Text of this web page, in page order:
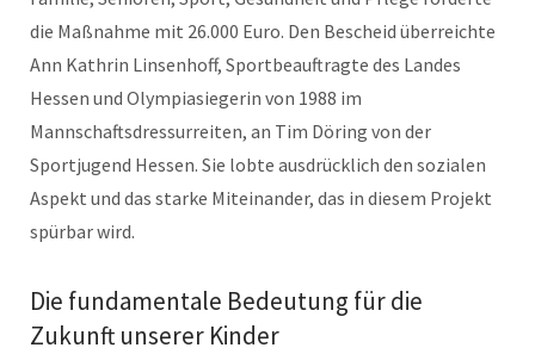
die Maßnahme mit 26.000 Euro. Den Bescheid überreichte
Ann Kathrin Linsenhoff, Sportbeauftragte des Landes
Hessen und Olympiasiegerin von 1988 im
Mannschaftsdressurreiten, an Tim Döring von der
Sportjugend Hessen. Sie lobte ausdrücklich den sozialen
Aspekt und das starke Miteinander, das in diesem Projekt
spürbar wird.
Die fundamentale Bedeutung für die
Zukunft unserer Kinder